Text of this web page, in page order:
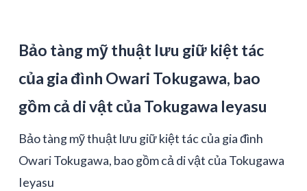
Bảo tàng mỹ thuật lưu giữ kiệt tác
của gia đình Owari Tokugawa, bao
gồm cả di vật của Tokugawa Ieyasu
Bảo tàng mỹ thuật lưu giữ kiệt tác của gia đình
Owari Tokugawa, bao gồm cả di vật của Tokugawa
Ieyasu